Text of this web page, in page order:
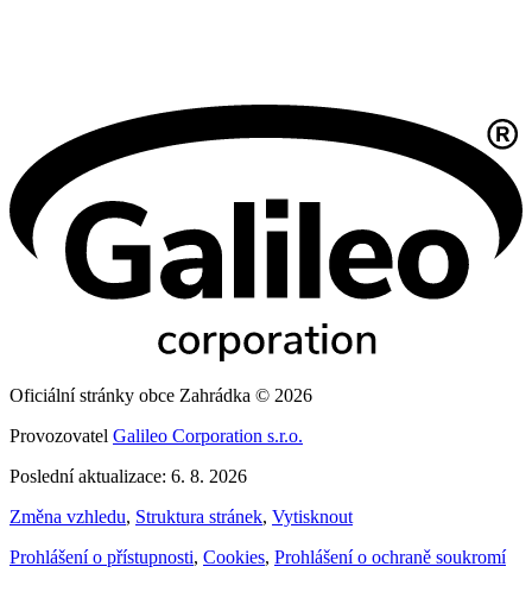
Oficiální stránky obce Zahrádka © 2026
Provozovatel Galileo Corporation s.r.o.
Poslední aktualizace: 6. 8. 2026
Změna vzhledu, Struktura stránek, Vytisknout
Prohlášení o přístupnosti, Cookies, Prohlášení o ochraně soukromí